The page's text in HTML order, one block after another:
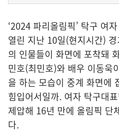
‘2024 파리올림픽’ 탁구 여
열린 지난 10일(현지시간)
의 인물들이 화면에 포착돼
민호(최민호)와 배우 이동욱
을 하는 모습이 중계 화면에
힘입어서일까. 여자 탁구대
제압해 16년 만에 올림픽 단
다.